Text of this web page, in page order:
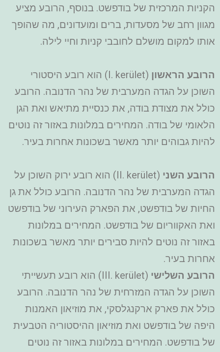
הקניות המרכזית של בודפשט. בנוסף, הרובע מציע
מגוון רחב של מסעדות, ברים ומועדונים, מה שהופך
אותו למקום מושלם לחובבי קניות וחיי לילה.
הרובע הראשון
(I. kerület) הוא רובע היסטורי
השוכן על הגדה המערבית של נהר הדנובה. הרובע
כולל את מצודת בודה, את כנסיית מתיאש ואת הגן
הלאומי של בודה. המחירים במלונות באזור זה נוטים
להיות גבוהים יותר מאשר בשכונות אחרות בעיר.
הרובע השני
(II. kerület) הוא רובע ירוק השוכן על
הגדה המערבית של נהר הדנובה. הרובע כולל את גן
החיות של בודפשט, את הפארק העירוני של בודפשט
ואת האקווריום של בודפשט. המחירים במלונות
באזור זה נוטים להיות סבירים יותר מאשר בשכונות
אחרות בעיר.
הרובע השלישי
(III. kerület) הוא רובע תעשייתי
השוכן על הגדה המזרחית של נהר הדנובה. הרובע
כולל את פארק ארקנגלסקי, את מוזיאון האמנות
היפה של בודפשט ואת מוזיאון ההיסטוריה הטבעית
של בודפשט. המחירים במלונות באזור זה נוטים